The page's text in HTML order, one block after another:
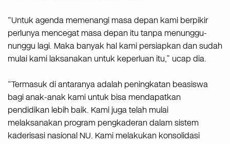
“Untuk agenda memenangi masa depan kami berpikir
perlunya mencegat masa depan itu tanpa menunggu-
nunggu lagi. Maka banyak hal kami persiapkan dan sudah
mulai kami laksanakan untuk keperluan itu,” ucap dia.
“Termasuk di antaranya adalah peningkatan beasiswa
bagi anak-anak kami untuk bisa mendapatkan
pendidikan lebih baik. Kami juga telah mulai
melaksanakan program pengkaderan dalam sistem
kaderisasi nasional NU. Kami melakukan konsolidasi